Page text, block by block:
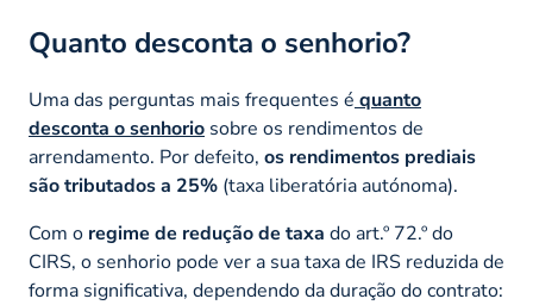
Quanto desconta o senhorio?
Uma das perguntas mais frequentes é quanto
desconta o senhorio sobre os rendimentos de
arrendamento. Por defeito, os rendimentos prediais
são tributados a 25% (taxa liberatória autónoma).
Com o regime de redução de taxa do art.º 72.º do
CIRS, o senhorio pode ver a sua taxa de IRS reduzida de
forma significativa, dependendo da duração do contrato: